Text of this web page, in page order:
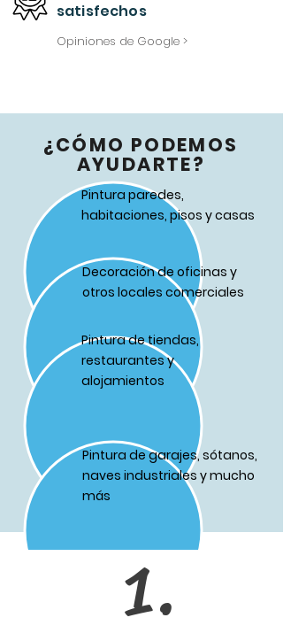
satisfechos
Opiniones de Google >
¿CÓMO PODEMOS
AYUDARTE?
Pintura paredes,
habitaciones, pisos y casas
Decoración de oficinas y
otros locales comerciales
Pintura de tiendas,
restaurantes y
alojamientos
Pintura de garajes, sótanos,
naves industriales y mucho
más
1.